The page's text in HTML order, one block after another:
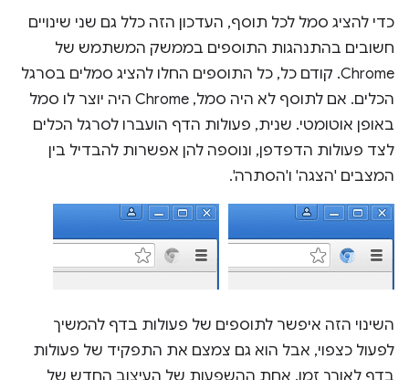
כדי להציג סמל לכל תוסף, העדכון הזה כלל גם שני שינויים
חשובים בהתנהגות התוספים בממשק המשתמש של
Chrome. קודם כל, כל התוספים החלו להציג סמלים בסרגל
הכלים. אם לתוסף לא היה סמל, Chrome היה יוצר לו סמל
באופן אוטומטי. שנית, פעולות הדף הועברו לסרגל הכלים
לצד פעולות הדפדפן, ונוספה להן אפשרות להבדיל בין
המצבים 'הצגה' ו'הסתרה'.
השינוי הזה איפשר לתוספים של פעולות בדף להמשיך
לפעול כצפוי, אבל הוא גם צמצם את התפקיד של פעולות